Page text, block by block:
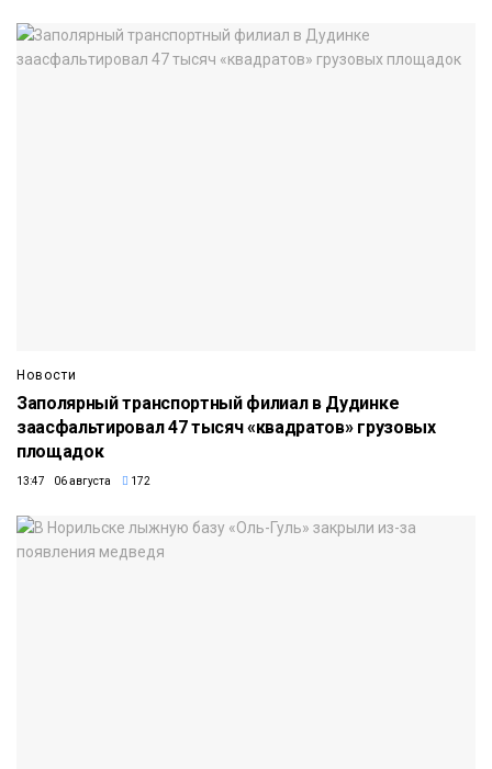
Новости
Заполярный транспортный филиал в Дудинке
заасфальтировал 47 тысяч «квадратов» грузовых
площадок
13:47 06 августа 172